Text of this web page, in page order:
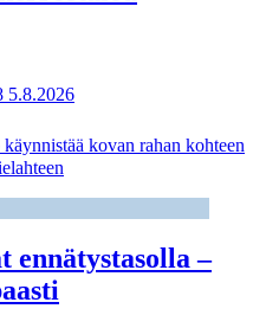
5.8.2026
kovan rahan kohteen
–